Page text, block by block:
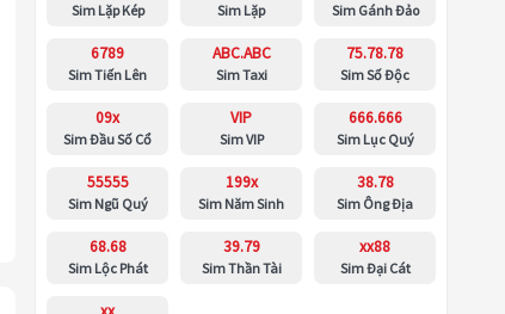
Sim Lặp Kép Sim Lặp Sim Gánh Đảo
6789
Sim Tiến Lên
ABC.ABC
Sim Taxi
75.78.78
Sim Số Độc
09x
Sim Đầu Số Cổ
VIP
Sim VIP
666.666
Sim Lục Quý
55555
Sim Ngũ Quý
199x
Sim Năm Sinh
38.78
Sim Ông Địa
68.68
Sim Lộc Phát
39.79
Sim Thần Tài
xx88
Sim Đại Cát